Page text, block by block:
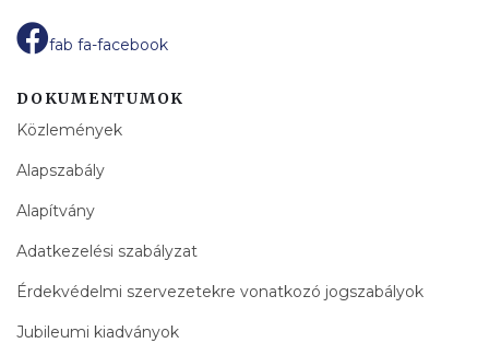
fab fa-facebook
DOKUMENTUMOK
Közlemények
Alapszabály
Alapítvány
Adatkezelési szabályzat
Érdekvédelmi szervezetekre vonatkozó jogszabályok
Jubileumi kiadványok